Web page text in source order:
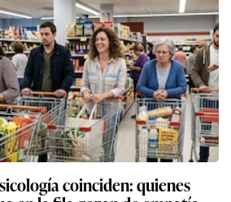
coinciden: quienes